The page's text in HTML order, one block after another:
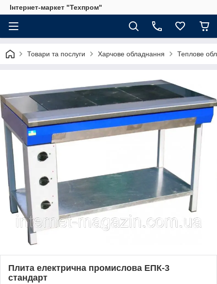
Інтернет-маркет "Техпром"
Товари та послуги Харчове обладнання Теплове
Плита електрична промислова ЕПК-3
стандарт